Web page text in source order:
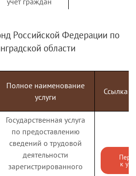
пребывания
и по месту
пределах
Российской
Федерации (в части
документов о
регистрации и
снятии граждан
Российской
Федерации с
Перейти
Российской Федерации по
области
Полное наименование
услуги
Ссылка
Государственная услуга
по предоставлению
сведений о трудовой
деятельности
зарегистрированного
к